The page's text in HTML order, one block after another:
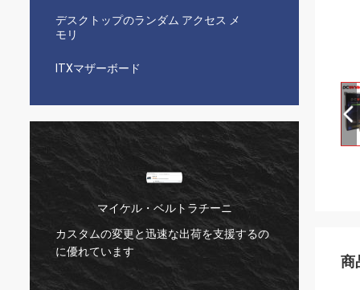
デスクトップのランダム アクセス メ
モリ
ITXマザーボード
マイケル・ベルトラチーニ
カスタムの変更と迅速な出荷を支援するの
に優れています
最高の製品を
商